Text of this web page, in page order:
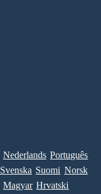
Nederlands Português
Svenska Suomi Norsk
Magyar Hrvatski